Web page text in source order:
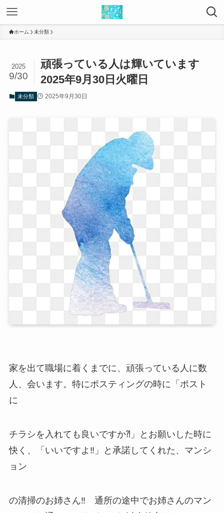
ホーム 未分類
頑張っている人は輝いています
2025年9月30日火曜日
2025
9/30
未分類 2025年9月30日
家を出て職場に着くまでに、頑張っている人に数
人、会います。特にポスティングの時に「ポスト
に
チラシを入れても良いですか⁈」とお願いした時に
快く、「いいですよ‼」と承諾してくれた、マンシ
ョン
の清掃のお姉さん‼ 通所の途中でお姉さんのマン